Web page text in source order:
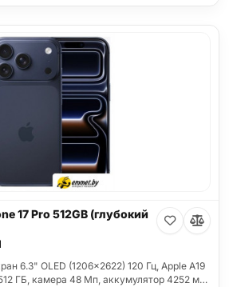
17 Pro 512GB (глубокий
6.3" OLED (1206x2622) 120 Гц, Apple A19
ГБ, камера 48 Мп, аккумулятор 4252 м…